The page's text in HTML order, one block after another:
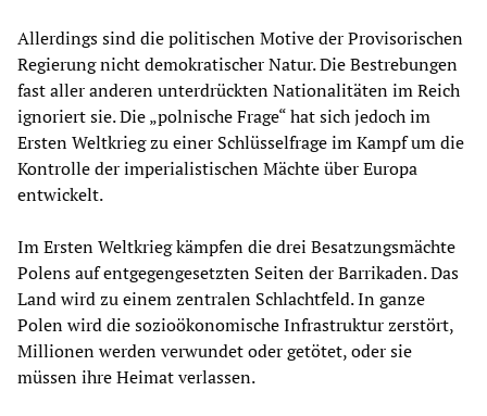
Allerdings sind die politischen Motive der Provisorischen
Regierung nicht demokratischer Natur. Die Bestrebungen
fast aller anderen unterdrückten Nationalitäten im Reich
ignoriert sie. Die „polnische Frage“ hat sich jedoch im
Ersten Weltkrieg zu einer Schlüsselfrage im Kampf um die
Kontrolle der imperialistischen Mächte über Europa
entwickelt.
Im Ersten Weltkrieg kämpfen die drei Besatzungsmächte
Polens auf entgegengesetzten Seiten der Barrikaden. Das
Land wird zu einem zentralen Schlachtfeld. In ganze
Polen wird die sozioökonomische Infrastruktur zerstört,
Millionen werden verwundet oder getötet, oder sie
müssen ihre Heimat verlassen.